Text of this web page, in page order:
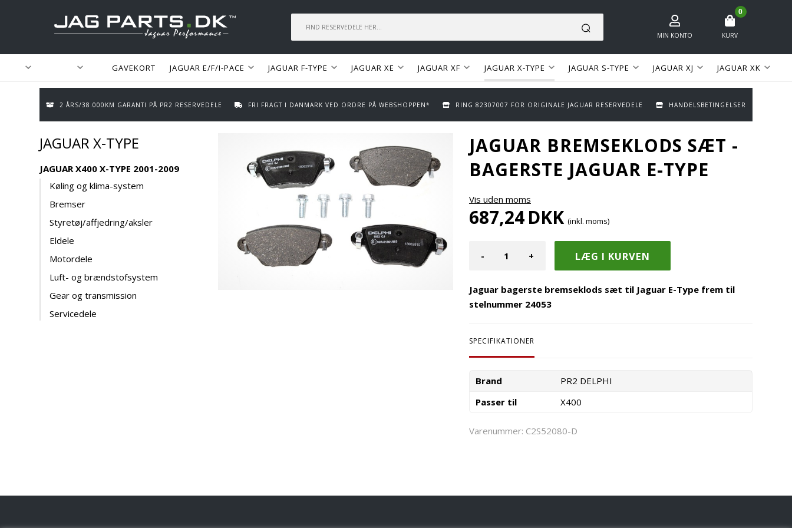
MIN KONTO
0
KURV
GAVEKORT JAGUAR E/F/I-PACE JAGUAR F-TYPE JAGUAR XE JAGUAR XF JAGUAR X-TYPE JAGUAR S-TYPE JAGUAR XJ JAGUAR XK
2 ÅRS/38.000KM GARANTI PÅ PR2 RESERVEDELE FRI FRAGT I DANMARK VED ORDRE PÅ WEBSHOPPEN* RING 82307007 FOR ORIGINALE JAGUAR RESERVEDELE HANDELSBETINGELSER
JAGUAR X-TYPE
JAGUAR X400 X-TYPE 2001-2009
Køling og klima-system
Bremser
Styretøj/affjedring/aksler
Eldele
Motordele
Luft- og brændstofsystem
Gear og transmission
Servicedele
JAGUAR BREMSEKLODS SÆT -
BAGERSTE JAGUAR E-TYPE
Vis uden moms
687,24DKK (inkl. moms)
- +
Jaguar bagerste bremseklods sæt til Jaguar E-Type frem til
stelnummer 24053
SPECIFIKATIONER
Brand
PR2 DELPHI
Passer til
X400
Varenummer: C2S52080-D